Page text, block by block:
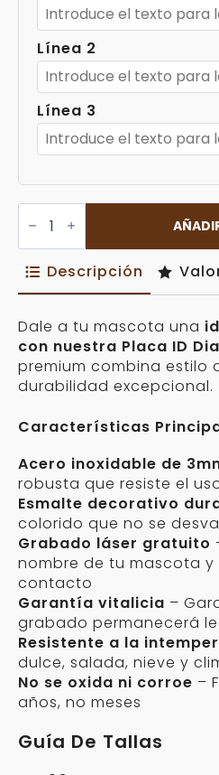
Línea 2
Línea 3
Placa
ID
Diablo
Personalizable
cantidad
Descripción
Dale a tu mascota una
con nuestra Placa ID
premium combina estilo
durabilidad excepcional.
Características
Acero inoxidable de
robusta que resiste el
Esmalte decorativo
colorido que no se
Grabado láser gratuito
nombre de tu mascota
contacto
Garantía vitalicia –
grabado permanecerá
Resistente a la
dulce, salada, nieve y
No se oxida ni corroe –
años, no meses
Guía De Tallas